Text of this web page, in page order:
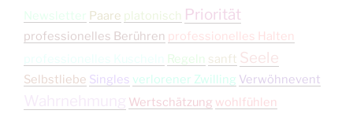
Newsletter Paare platonisch Priorität
professionelles Berühren professionelles Halten
Regeln sanft Seele
Selbstliebe Singles verlorener Zwilling Verwöhnevent
Wertschätzung wohlfühlen